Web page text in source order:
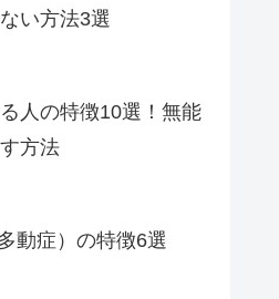
い方法3選
人の特徴10選！無能
方法
動症）の特徴6選